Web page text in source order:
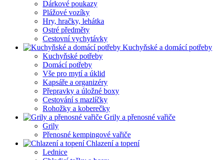
Dárkové poukazy
Plážové vozíky
Hry, hračky, lehátka
Ostré předměty
Cestovní vychytávky
Kuchyňské a domácí potřeby
Kuchyňské potřeby
Domácí potřeby
Vše pro mytí a úklid
Kapsáře a organizéry
Přepravky a úložné boxy
Cestování s mazlíčky
Rohožky a koberečky
Grily a přenosné vařiče
Grily
Přenosné kempingové vařiče
Chlazení a topení
Lednice